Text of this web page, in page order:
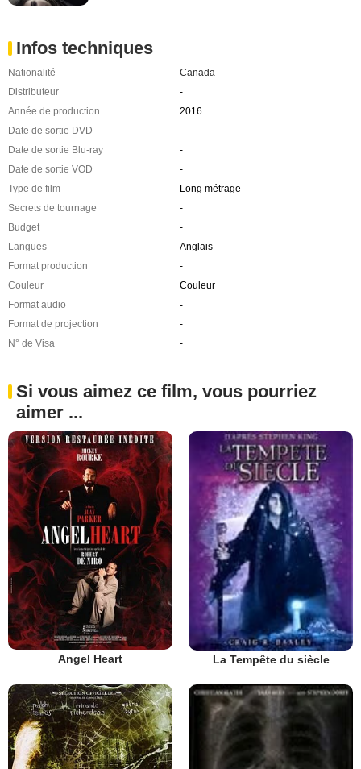
Infos techniques
Nationalité
Canada
Distributeur
-
Année de production
2016
Date de sortie DVD
-
Date de sortie Blu-ray
-
Date de sortie VOD
-
Type de film
Long métrage
Secrets de tournage
-
Budget
-
Langues
Anglais
Format production
-
Couleur
Couleur
Format audio
-
Format de projection
-
N° de Visa
-
Si vous aimez ce film, vous pourriez
aimer ...
Angel Heart La Tempête du siècle